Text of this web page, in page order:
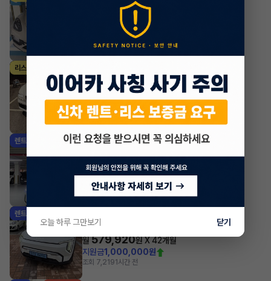
2.9 4 Platinum Edition
1,729,300 원 X
10,000,000원
조회 2,0381시간 전
리스
2024년 가솔린 2.5 터보 2WD 기본형
월 1,047,300원 X 26 개월
조회 857 1시간 전
렌트 기아 쏘렌토
월800,700원 X20개월
조회 1311시간 전
렌트
2025년
월 579,920원 X 42개월
지원금1,000,000원
조회 7,2191시간 전
오늘 하루 그만보기 닫기